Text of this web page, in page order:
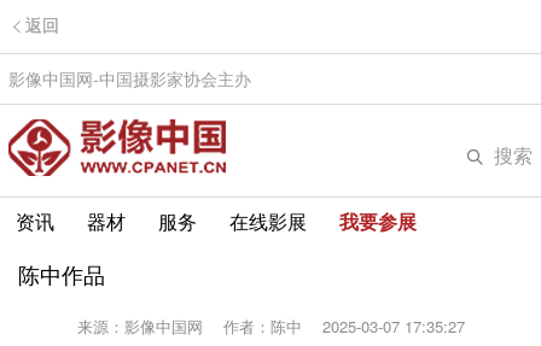
返回
影像中国网-中国摄影家协会主办
搜索
资讯 器材 服务 在线影展 我要参展
陈中作品
来源：影像中国网 作者：陈中 2025-03-07 17:35:27